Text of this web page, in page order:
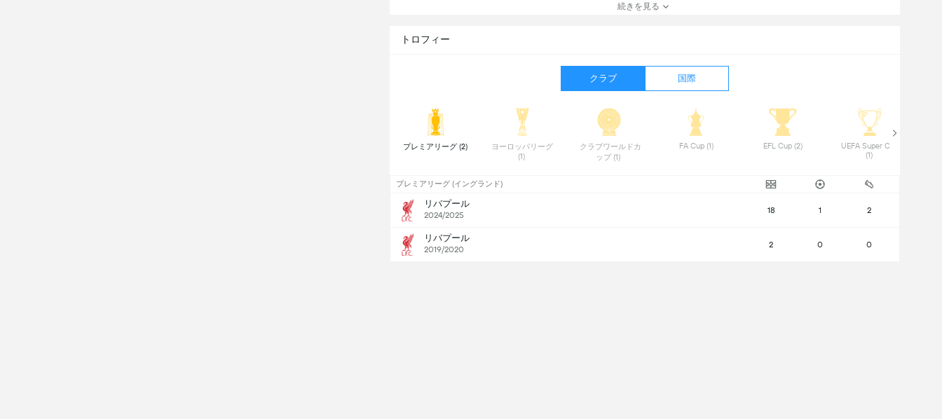
続きを見る
トロフィー
クラブ 国際
ヨーロッパリーグ
(1)
クラブワールドカ
FA Cup (1)
UEFA Super Cup
(1)
プレミアリーグ (イングランド)
リバプール
2024/2025 18 1 2
リバプール
2019/2020 2 0 0